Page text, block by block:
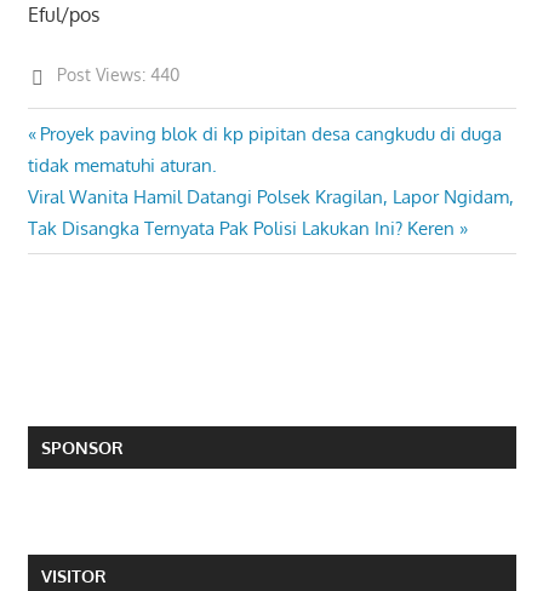
Eful/pos
Post Views: 440
Post
navigation
Previous
Post:
Proyek paving blok di kp pipitan desa cangkudu di duga
tidak mematuhi aturan.
Next
Post:
Viral Wanita Hamil Datangi Polsek Kragilan, Lapor Ngidam,
Tak Disangka Ternyata Pak Polisi Lakukan Ini? Keren
SPONSOR
VISITOR